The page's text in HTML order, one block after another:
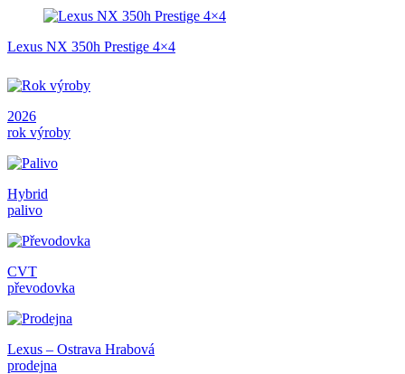
Lexus NX 350h Prestige 4×4
2026
rok výroby
Hybrid
palivo
CVT
převodovka
Lexus – Ostrava Hrabová
prodejna